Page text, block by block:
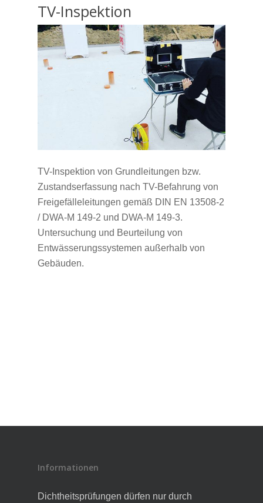
TV-Inspektion
TV-Inspektion von Grundleitungen bzw.
Zustandserfassung nach TV-Befahrung von
Freigefälleleitungen gemäß DIN EN 13508-2
/ DWA-M 149-2 und DWA-M 149-3.
Untersuchung und Beurteilung von
Entwässerungssystemen außerhalb von
Gebäuden.
Informationen
Dichtheitsprüfungen dürfen nur durch